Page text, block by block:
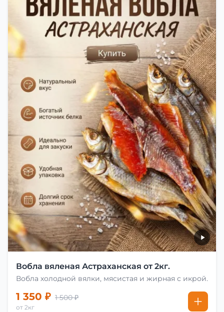
в специальный пакет, чтобы она не портилась и не
теряла влагу. Вяленая вобла — это не просто
вкусная еда, но и пример того, как можно сочетать
старые рецепты и современные технологии. Её
можно есть с напитками, и это будет очень вкусно.
Вобла вяленая Астраханская от 2кг.
Вобла холодной вялки, мясистая и жирная с икрой.
1 350 ₽ 1 500 ₽
от 2кг